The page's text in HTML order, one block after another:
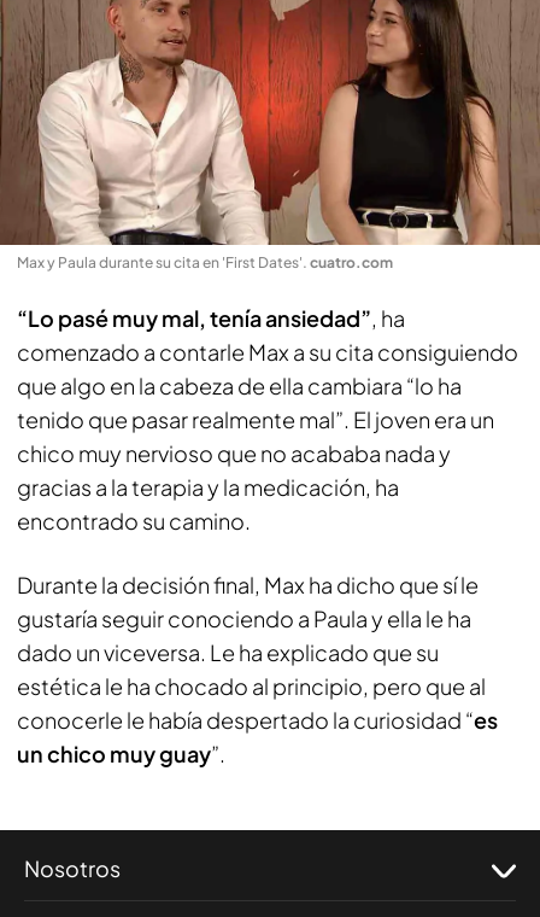
Max y Paula durante su cita en 'First Dates'. cuatro.com
“Lo pasé muy mal, tenía ansiedad” , ha
comenzado a contarle Max a su cita consiguiendo
que algo en la cabeza de ella cambiara “lo ha
tenido que pasar realmente mal”. El joven era un
chico muy nervioso que no acababa nada y
gracias a la terapia y la medicación, ha
encontrado su camino.
Durante la decisión final, Max ha dicho que sí le
gustaría seguir conociendo a Paula y ella le ha
dado un viceversa. Le ha explicado que su
estética le ha chocado al principio, pero que al
conocerle le había despertado la curiosidad “es
un chico muy guay”.
Nosotros